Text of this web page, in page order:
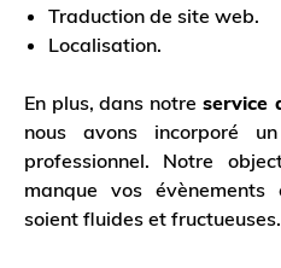
Traduction de site web.
Localisation.
En plus, dans notre service
nous avons incorporé
professionnel. Notre
manque vos
soient fluides et fructueuses.